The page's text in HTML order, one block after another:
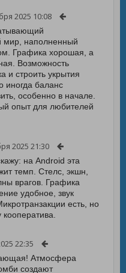
2025 10:08
мир, наполненный
Графика хорошая, а
Возможность
и строить укрытия
иногда баланс
особенно в начале.
опыт для любителей
2025 21:30
на Android эта
темп. Стелс, экшн,
врагов. Графика
удобное, звук
есть, но
22:35
Атмосфера
создают